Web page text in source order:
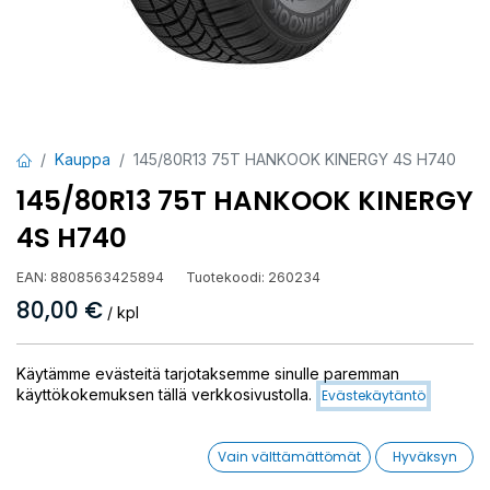
Kauppa 145/80R13 75T HANKOOK KINERGY 4S H740
145/80R13 75T HANKOOK KINERGY
4S H740
EAN: 8808563425894 Tuotekoodi: 260234
80,00 € / kpl
Toimittajilla (ulkomaa):Saatavilla
Toimitusaika:14 arkipäivää
Käytämme evästeitä tarjotaksemme sinulle paremman
käyttökokemuksen tällä verkkosivustolla. Evästekäytäntö
Vain välttämättömät Hyväksyn